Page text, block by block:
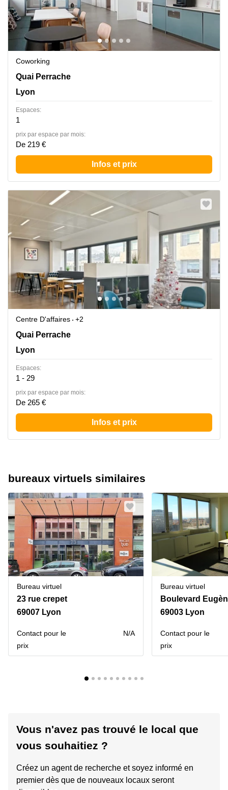
Coworking
43 Quai Perrache, Lyon
Quai Perrache
Lyon
Espaces:
1
prix par espace par mois:
De 219 €
Infos et prix
Centre D'affaires
+2
43 Quai Perrache, Lyon
Quai Perrache
Lyon
Espaces:
1 - 29
prix par espace par mois:
De 265 €
Infos et prix
bureaux virtuels similaires
Bureau virtuel
23 rue crepet
69007 Lyon
Contact pour le
prix
N/A
Bureau virtuel
Boulevard
69003 Lyon
Contact pour le
prix
Vous n'avez pas trouvé le local que
vous souhaitiez ?
Créez un agent de recherche et soyez informé en
premier dès que de nouveaux locaux seront